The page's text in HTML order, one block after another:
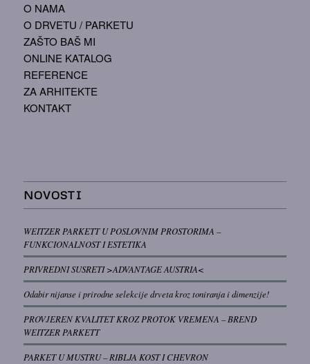
O NAMA
O DRVETU / PARKETU
ZAŠTO BAŠ MI
ONLINE KATALOG
REFERENCE
ZA ARHITEKTE
KONTAKT
NOVOSTI
WEITZER PARKETT U POSLOVNIM PROSTORIMA –
FUNKCIONALNOST I ESTETIKA
PRIVREDNI SUSRETI >ADVANTAGE AUSTRIA<
Odabir nijanse i prirodne selekcije drveta kroz toniranja i dimenzije!
PROVJEREN KVALITET KROZ PROTOK VREMENA – BREND
WEITZER PARKETT
PARKET U MUSTRU – RIBLJA KOST I CHEVRON